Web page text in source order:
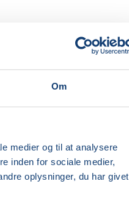
Om
medier og til at analysere
inden for sociale medier,
oplysninger, du har givet
kan